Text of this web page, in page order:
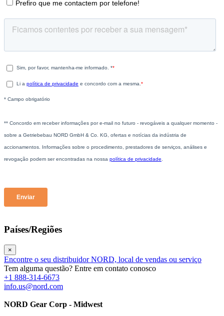
Países/Regiões
×
Encontre o seu distribuidor NORD, local de vendas ou serviço
Tem alguma questão? Entre em contato conosco
+1 888-314-6673
info.us@nord.com
NORD Gear Corp - Midwest